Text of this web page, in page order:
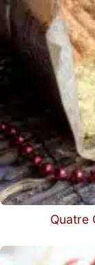
Quatre